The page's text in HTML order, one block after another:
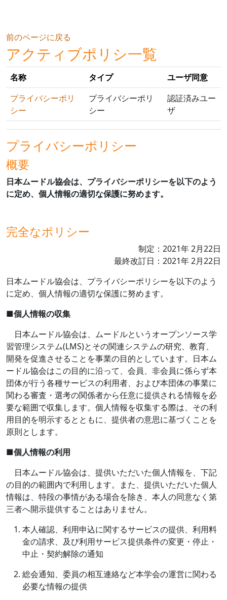
前のページに戻る
アクティブポリシ一覧
名称 タイプ
ユーザ同意
プライバシーポリ
シー
プライバシーポリ
シー
認証済みユー
ザ
プライバシーポリシー
概要
日本ムードル協会は、プライバシーポリシーを以下のよう
に定め、個人情報の適切な保護に努めます。
完全なポリシー
制定： 2021年2月22日
最終改訂日： 2021年2月22日
日本ムードル協会は、プライバシーポリシーを以下のよう
に定め、個人情報の適切な保護に努めます。
■個人情報の収集
日本ムードル協会は、ムードルというオープンソース学
習管理システム(LMS)とその関連システムの研究、教育、
開発を促進させることを事業の目的としています。日本ム
ードル協会はこの目的に沿って、会員、非会員に係らず本
団体が行う各種サービスの利用者、および本団体の事業に
関わる審査・選考の関係者から任意に提供される情報を必
要な範囲で収集します。個人情報を収集する際は、その利
用目的を明示するとともに、提供者の意思に基づくことを
原則とします。
■個人情報の利用
日本ムードル協会は、提供いただいた個人情報を、下記
の目的の範囲内で利用します。また、提供いただいた個人
情報は、特段の事情がある場合を除き、本人の同意なく第
三者へ開示提供することはありません。
本人確認、利用申込に関するサービスの提供、利用料
金の請求、及び利用サービス提供条件の変更・停止・
中止・契約解除の通知
総会通知、委員の相互連絡など本学会の運営に関わる
必要な情報の提供